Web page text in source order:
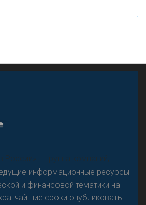
России» – группа компаний,
информационные ресурсы
и финансовой тематики на
сроки опубликовать